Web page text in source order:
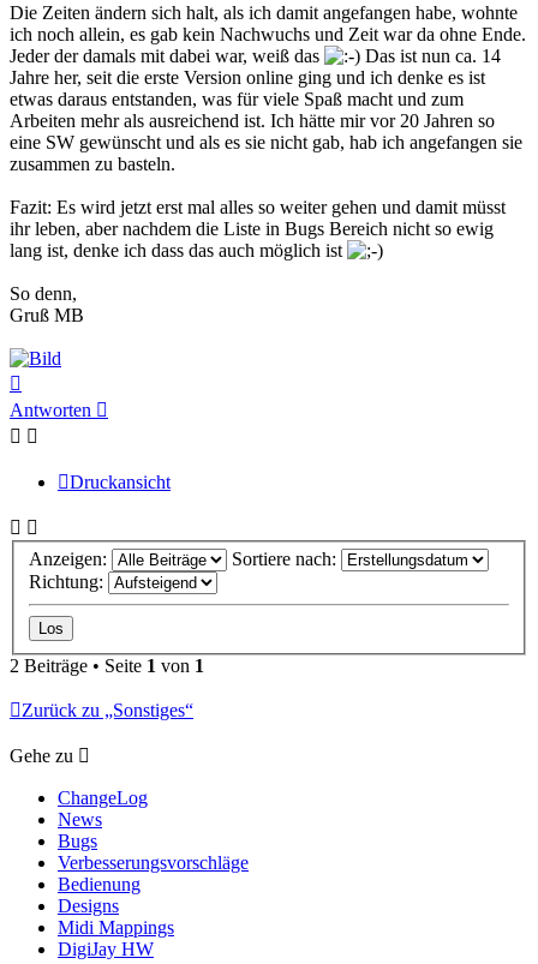
Die Zeiten ändern sich halt, als ich damit angefangen habe, wohnte
ich noch allein, es gab kein Nachwuchs und Zeit war da ohne Ende.
Jeder der damals mit dabei war, weiß das
Das ist nun ca. 14
Jahre her, seit die erste Version online ging und ich denke es ist
etwas daraus entstanden, was für viele Spaß macht und zum
Arbeiten mehr als ausreichend ist. Ich hätte mir vor 20 Jahren so
eine SW gewünscht und als es sie nicht gab, hab ich angefangen sie
zusammen zu basteln.
Fazit: Es wird jetzt erst mal alles so weiter gehen und damit müsst
ihr leben, aber nachdem die Liste in Bugs Bereich nicht so ewig
lang ist, denke ich dass das auch möglich ist
So denn,
Gruß MB
oben
Antworten
Druckansicht
Anzeigen:
Sortiere nach:
Richtung:
2 Beiträge • Seite 1 von 1
Zurück zu „Sonstiges“
Gehe zu
ChangeLog
News
Bugs
Verbesserungsvorschläge
Bedienung
Designs
Midi Mappings
DigiJay HW